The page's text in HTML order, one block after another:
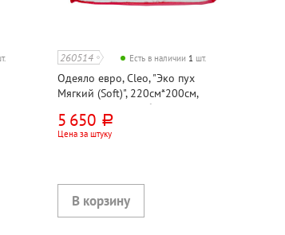
260514 Есть в наличии 1 шт.
Одеяло евро, Cleo, "Эко пух
Мягкий (Soft)", 220см*200см,
искусственный лебяжий пух, сатин,
300г⁄м²
5 650 руб.
Цена за штуку